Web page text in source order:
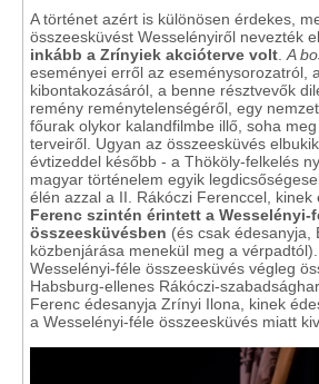
A történet azért is különösen érdekes,
összeesküvést Wesselényiről nevezték
inkább a Zrínyiek akcióterve volt A
eseményei erről az eseménysorozatról,
kibontakozásáról, a benne résztvevők
remény reménytelenségéről, egy
főurak olykor kalandfilmbe illő, soha
terveiről. Ugyan az összeesküvés
évtizeddel később - a Thököly-felkelés
magyar történelem egyik
élén azzal a II. Rákóczi Ferenccel, kinek
Ferenc szintén érintett a Wesselényi-
összeesküvésben (és csak édesanyja,
közbenjárása menekül meg a
Wesselényi-féle összeesküvés végleg
Habsburg-ellenes Rákóczi-
Ferenc édesanyja Zrínyi Ilona, kinek
a Wesselényi-féle összeesküvés miatt